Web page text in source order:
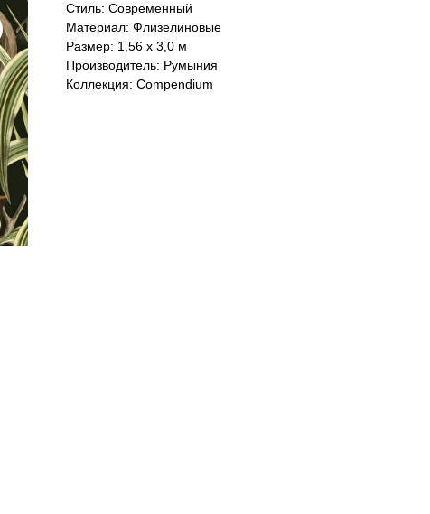
Стиль: Cовременный
Материал: Флизелиновые
Размер: 1,56 x 3,0 м
Производитель: Румыния
Коллекция: Compendium